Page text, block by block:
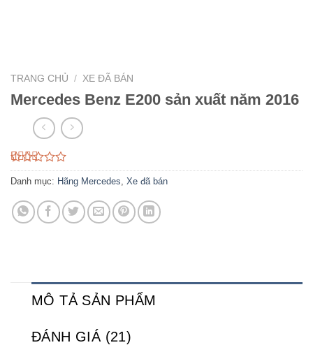
TRANG CHỦ / XE ĐÃ BÁN
Mercedes Benz E200 sản xuất năm 2016
2.35
trên
dựa
trên
20
Danh mục: Hãng Mercedes Xe đã bán
MÔ TẢ SẢN PHẨM
ĐÁNH GIÁ (21)